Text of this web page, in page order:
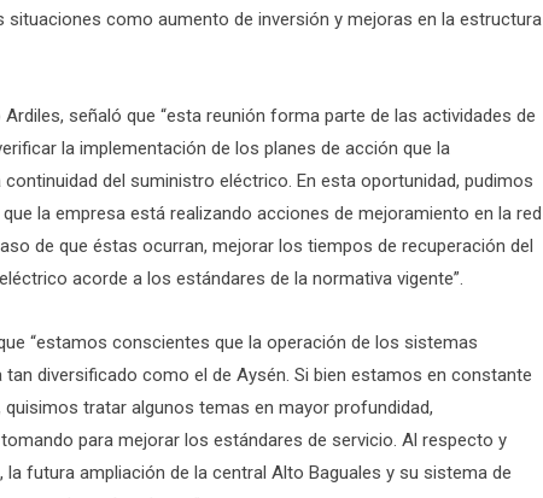
como aumento de inversión y mejoras en la estructura
señaló que “esta reunión forma parte de las actividades de
la implementación de los planes de acción que la
del suministro eléctrico. En esta oportunidad, pudimos
la empresa está realizando acciones de mejoramiento en la red
de que éstas ocurran, mejorar los tiempos de recuperación del
acorde a los estándares de la normativa vigente”.
“estamos conscientes que la operación de los sistemas
diversificado como el de Aysén. Si bien estamos en constante
tratar algunos temas en mayor profundidad,
para mejorar los estándares de servicio. Al respecto y
futura ampliación de la central Alto Baguales y su sistema de